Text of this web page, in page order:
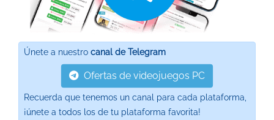
Únete a nuestro canal de Telegram
Ofertas de videojuegos PC
Recuerda que tenemos un canal para cada plataforma,
¡únete a todos los de tu plataforma favorita!